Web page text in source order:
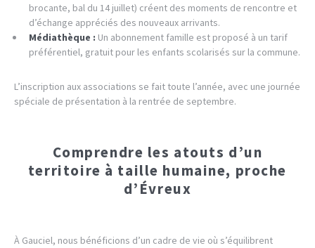
brocante, bal du 14 juillet) créent des moments de rencontre et
d’échange appréciés des nouveaux arrivants.
Médiathèque : Un abonnement famille est proposé à un tarif
préférentiel, gratuit pour les enfants scolarisés sur la commune.
L’inscription aux associations se fait toute l’année, avec une journée
spéciale de présentation à la rentrée de septembre.
Comprendre les atouts d’un
territoire à taille humaine, proche
d’Évreux
À Gauciel, nous bénéficions d’un cadre de vie où s’équilibrent